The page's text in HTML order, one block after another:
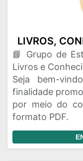
📘 Grupo de
Livros e
Seja bem-
finalidade
por meio do
formato PDF.